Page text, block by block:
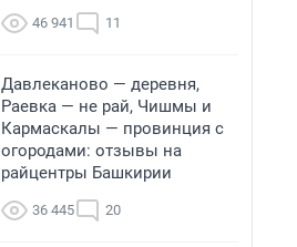
46 941 11
Давлеканово — деревня,
Раевка — не рай, Чишмы и
Кармаскалы — провинция с
огородами: отзывы на
райцентры Башкирии
36 445 20